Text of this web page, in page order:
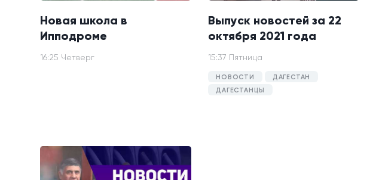
Новая школа в
Ипподроме
16:25 Четверг
Выпуск новостей за 22
октября 2021 года
15:37 Пятница
НОВОСТИ
ДАГЕСТАН
ДАГЕСТАНЦЫ